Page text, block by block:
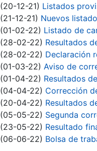
Mostrar/Ocultar
Mostrar/Ocultar
Mostrar/Ocultar
(20-12-21) Listados
(21-12-21) Nuevos
(01-02-22) Listado de
(28-02-22) Resultados
(28-02-22) Declaración
(01-03-22) Aviso de
(01-04-22) Resultados
(04-04-22) Corrección
(20-04-22) Resultados
(05-05-22) Segunda
(23-05-22) Resultado
(06-06-22) Bolsa de